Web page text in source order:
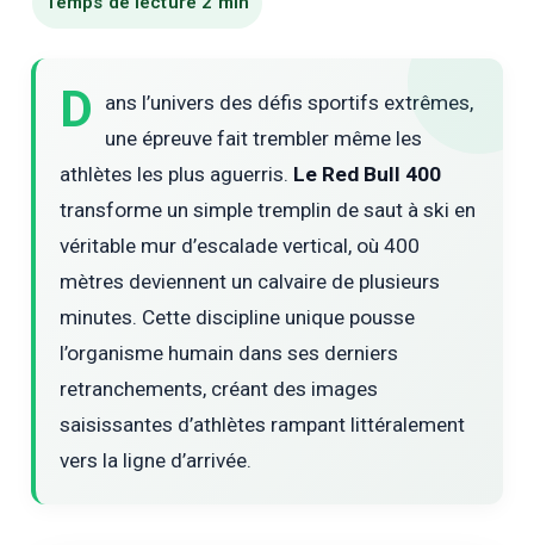
D
ans l’univers des défis sportifs extrêmes,
une épreuve fait trembler même les
athlètes les plus aguerris. Le Red Bull 400
transforme un simple tremplin de saut à ski en
véritable mur d’escalade vertical, où 400
mètres deviennent un calvaire de plusieurs
minutes. Cette discipline unique pousse
l’organisme humain dans ses derniers
retranchements, créant des images
saisissantes d’athlètes rampant littéralement
vers la ligne d’arrivée.